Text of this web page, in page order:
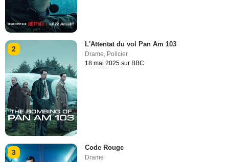
2
L'Attentat du vol Pan Am 103
Drame Policier
18 mai 2025 sur BBC
3
Code Rouge
Drame